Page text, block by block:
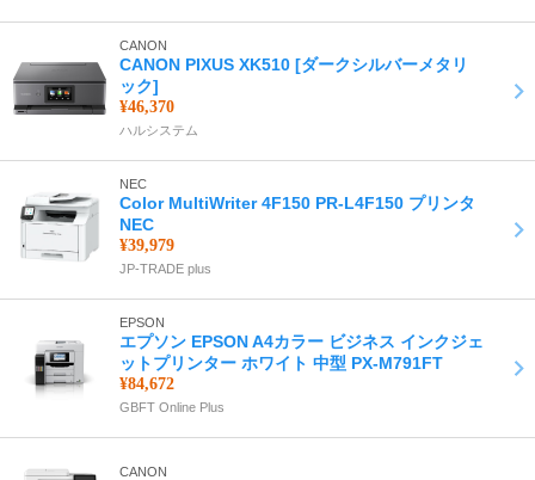
CANON
CANON PIXUS XK510 [ダークシルバーメタリ
ック]
¥46,370
ハルシステム
NEC
Color MultiWriter 4F150 PR-L4F150 プリンタ
NEC
¥39,979
JP-TRADE plus
EPSON
エプソン EPSON A4カラー ビジネス インクジェ
ットプリンター ホワイト 中型 PX-M791FT
¥84,672
GBFT Online Plus
CANON